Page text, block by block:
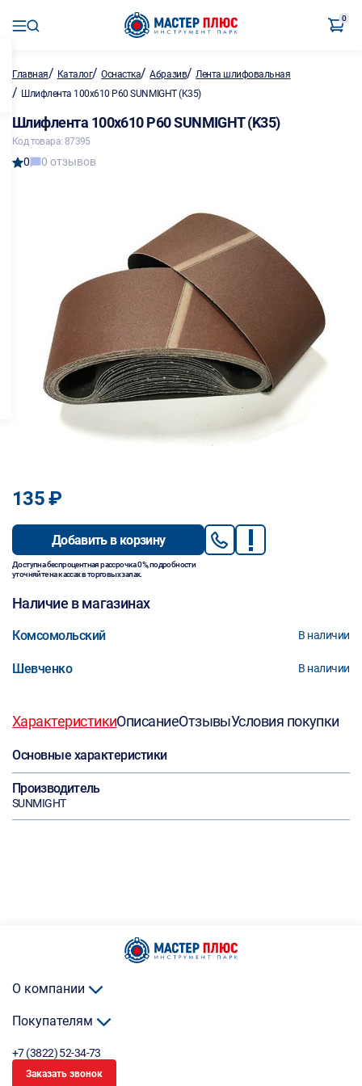
0
Главная/ Каталог/Оснастка/Абразив/Лента шлифовальная
/ Шлифлента 100х610 Р60 SUNMIGHT (K35)
Шлифлента 100х610 Р60 SUNMIGHT (K35)
Код товара: 87395
0 0 отзывов
135 ₽
Добавить в корзину
Доступна беспроцентная рассрочка 0%, подробности
уточняйте на кассах в торговых залах.
Наличие в магазинах
Комсомольский В наличии
Шевченко В наличии
ХарактеристикиОписаниеОтзывыУсловия покупки
Основные характеристики
Производитель
SUNMIGHT
О компании
Покупателям
+7 (3822) 52-34-73
Заказать звонок